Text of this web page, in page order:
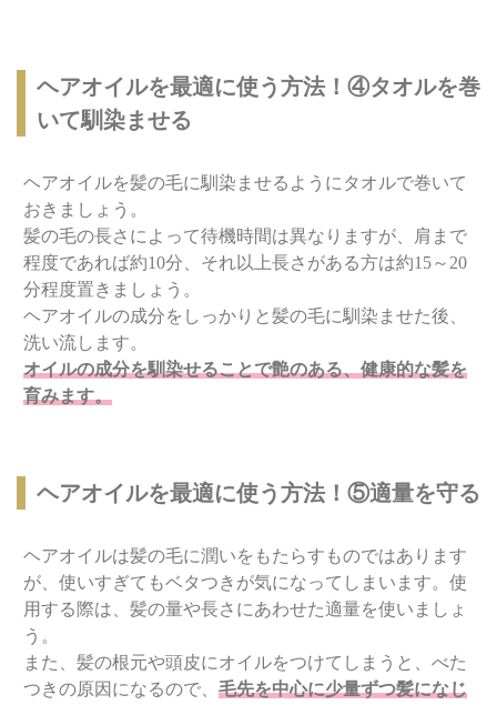
ヘアオイルを最適に使う方法！④タオルを巻
いて馴染ませる
ヘアオイルを髪の毛に馴染ませるようにタオルで巻いて
おきましょう。
髪の毛の長さによって待機時間は異なりますが、肩まで
程度であれば約10分、それ以上長さがある方は約15～20
分程度置きましょう。
ヘアオイルの成分をしっかりと髪の毛に馴染ませた後、
洗い流します。
オイルの成分を馴染せることで艶のある、健康的な髪を
育みます。
ヘアオイルを最適に使う方法！⑤適量を守る
ヘアオイルは髪の毛に潤いをもたらすものではあります
が、使いすぎてもベタつきが気になってしまいます。使
用する際は、髪の量や長さにあわせた適量を使いましょ
う。
また、髪の根元や頭皮にオイルをつけてしまうと、べた
つきの原因になるので、 毛先を中心に少量ずつ髪になじ